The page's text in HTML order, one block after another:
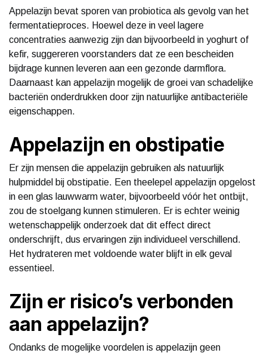
Appelazijn bevat sporen van probiotica als gevolg van het
fermentatieproces. Hoewel deze in veel lagere
concentraties aanwezig zijn dan bijvoorbeeld in yoghurt of
kefir, suggereren voorstanders dat ze een bescheiden
bijdrage kunnen leveren aan een gezonde darmflora.
Daarnaast kan appelazijn mogelijk de groei van schadelijke
bacteriën onderdrukken door zijn natuurlijke antibacteriële
eigenschappen.
Appelazijn en obstipatie
Er zijn mensen die appelazijn gebruiken als natuurlijk
hulpmiddel bij obstipatie. Een theelepel appelazijn opgelost
in een glas lauwwarm water, bijvoorbeeld vóór het ontbijt,
zou de stoelgang kunnen stimuleren. Er is echter weinig
wetenschappelijk onderzoek dat dit effect direct
onderschrijft, dus ervaringen zijn individueel verschillend.
Het hydrateren met voldoende water blijft in elk geval
essentieel.
Zijn er risico’s verbonden
aan appelazijn?
Ondanks de mogelijke voordelen is appelazijn geen